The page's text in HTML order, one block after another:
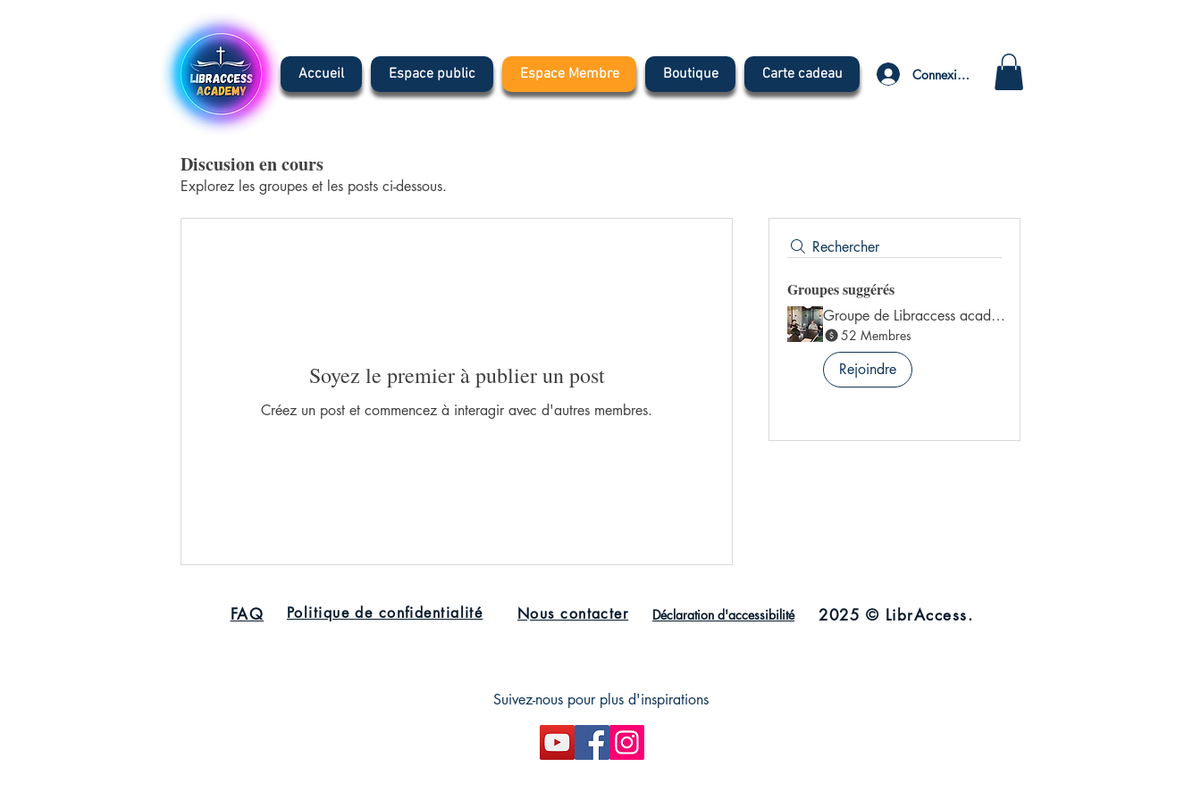
Accueil Espace public Espace Membre Boutique Carte cadeau Connexion
Discusion en cours
Explorez les groupes et les posts ci-dessous.
Rechercher
Groupes suggérés
Groupe de Libraccess academy
52 Membres
Rejoindre
Soyez le premier à publier un post
Créez un post et commencez à interagir avec d'autres membres.
FAQ Politique de confidentialité Nous contacter Déclaration d'accessibilité 2025 © LibrAccess.
Suivez-nous pour plus d'inspirations